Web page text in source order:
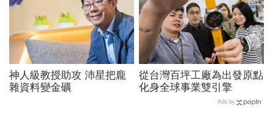
神人級教授助攻 沛星把龐
雜資料變金礦
從台灣百坪工廠為出發原點
化身全球事業雙引擎
Ads by